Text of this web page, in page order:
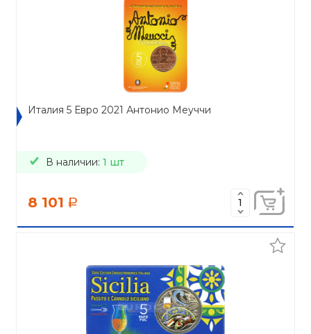
Италия 5 Евро 2021 Антонио Меуччи
В наличии: 1 шт
8 101 a